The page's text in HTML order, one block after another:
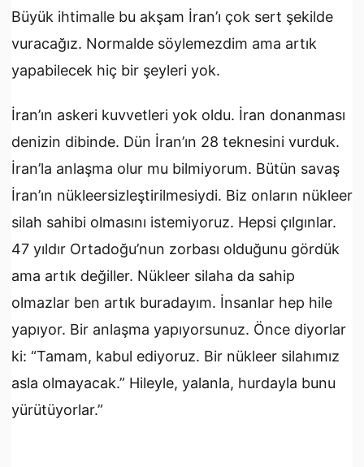
Büyük ihtimalle bu akşam İran’ı çok sert şekilde
vuracağız. Normalde söylemezdim ama artık
yapabilecek hiç bir şeyleri yok.
İran’ın askeri kuvvetleri yok oldu. İran donanması
denizin dibinde. Dün İran’ın 28 teknesini vurduk.
İran’la anlaşma olur mu bilmiyorum. Bütün savaş
İran’ın nükleersizleştirilmesiydi. Biz onların nükleer
silah sahibi olmasını istemiyoruz. Hepsi çılgınlar.
47 yıldır Ortadoğu’nun zorbası olduğunu gördük
ama artık değiller. Nükleer silaha da sahip
olmazlar ben artık buradayım. İnsanlar hep hile
yapıyor. Bir anlaşma yapıyorsunuz. Önce diyorlar
ki: “Tamam, kabul ediyoruz. Bir nükleer silahımız
asla olmayacak.” Hileyle, yalanla, hurdayla bunu
yürütüyorlar.”